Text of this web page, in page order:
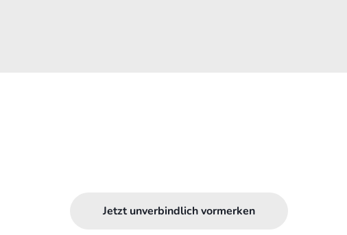
Jetzt unverbindlich vormerken